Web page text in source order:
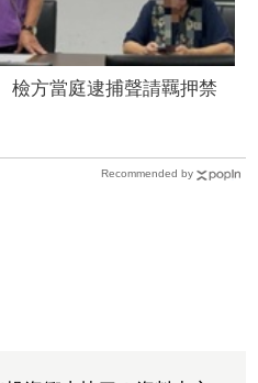
方當庭逮捕聲請羈押禁
Recommended by